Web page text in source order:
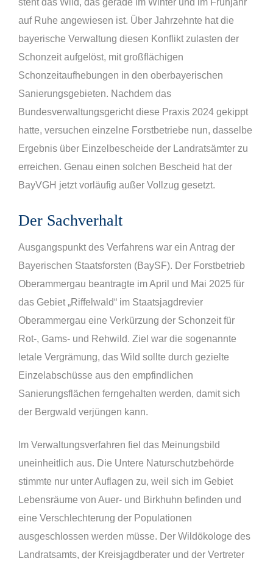
steht das Wild, das gerade im Winter und im Frühjahr
auf Ruhe angewiesen ist. Über Jahrzehnte hat die
bayerische Verwaltung diesen Konflikt zulasten der
Schonzeit aufgelöst, mit großflächigen
Schonzeitaufhebungen in den oberbayerischen
Sanierungsgebieten. Nachdem das
Bundesverwaltungsgericht diese Praxis 2024 gekippt
hatte, versuchen einzelne Forstbetriebe nun, dasselbe
Ergebnis über Einzelbescheide der Landratsämter zu
erreichen. Genau einen solchen Bescheid hat der
BayVGH jetzt vorläufig außer Vollzug gesetzt.
Der Sachverhalt
Ausgangspunkt des Verfahrens war ein Antrag der
Bayerischen Staatsforsten (BaySF). Der Forstbetrieb
Oberammergau beantragte im April und Mai 2025 für
das Gebiet „Riffelwald“ im Staatsjagdrevier
Oberammergau eine Verkürzung der Schonzeit für
Rot-, Gams- und Rehwild. Ziel war die sogenannte
letale Vergrämung, das Wild sollte durch gezielte
Einzelabschüsse aus den empfindlichen
Sanierungsflächen ferngehalten werden, damit sich
der Bergwald verjüngen kann.
Im Verwaltungsverfahren fiel das Meinungsbild
uneinheitlich aus. Die Untere Naturschutzbehörde
stimmte nur unter Auflagen zu, weil sich im Gebiet
Lebensräume von Auer- und Birkhuhn befinden und
eine Verschlechterung der Populationen
ausgeschlossen werden müsse. Der Wildökologe des
Landratsamts, der Kreisjagdberater und der Vertreter